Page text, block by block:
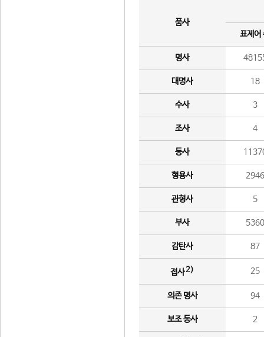
품사
표제어
명사
대명사 18
수사 3
조사 4
동사
형용사 2946
관형사 5
부사 5360
감탄사 87
접사2) 25
의존 명사 94
보조 동사 2